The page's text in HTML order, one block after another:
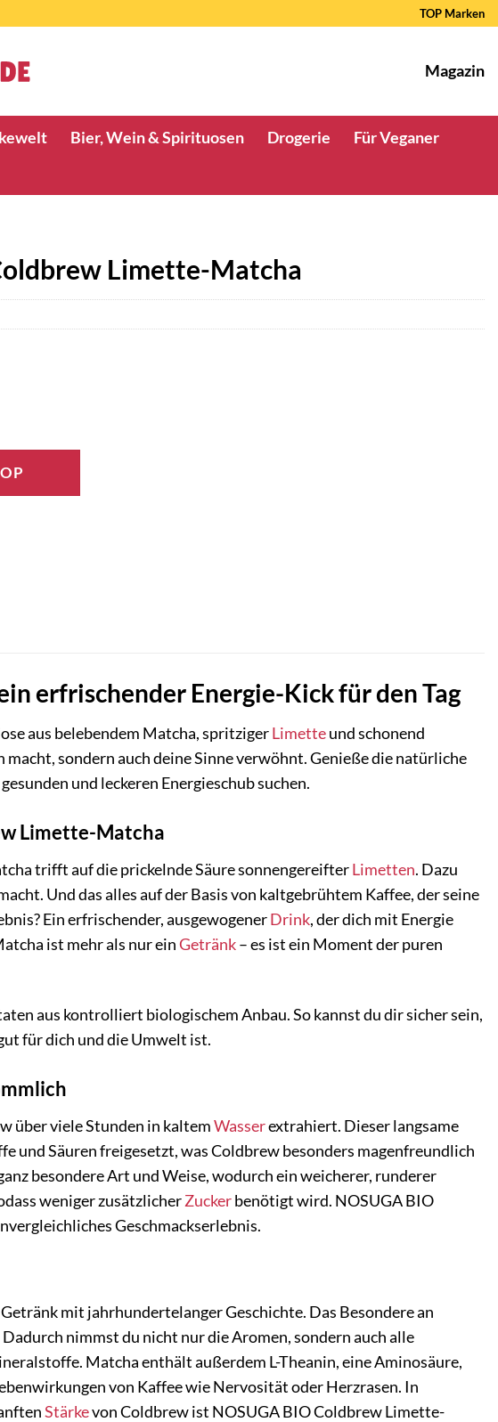
TOP Marken
Magazin
Bier, Wein & Spirituosen Drogerie Für Veganer
Limette-Matcha
erfrischender Energie-Kick für den Tag
aus belebendem Matcha, spritzigerLimetteund schonend
macht, sondern auch deine Sinne verwöhnt. Genieße die natürliche
und leckeren Energieschub suchen.
Limette-Matcha
trifft auf die prickelnde Säure sonnengereifterLimetten. Dazu
Und das alles auf der Basis von kaltgebrühtem Kaffee, der seine
Ein erfrischender, ausgewogenerDrink, der dich mit Energie
ist mehr als nur einGetränk– es ist ein Moment der puren
aus kontrolliert biologischem Anbau. So kannst du dir sicher sein,
für dich und die Umwelt ist.
über viele Stunden in kaltemWasserextrahiert. Dieser langsame
und Säuren freigesetzt, was Coldbrew besonders magenfreundlich
besondere Art und Weise, wodurch ein weicherer, runderer
weniger zusätzlicherZuckerbenötigt wird. NOSUGA BIO
Geschmackserlebnis.
mit jahrhundertelanger Geschichte. Das Besondere an
nimmst du nicht nur die Aromen, sondern auch alle
Matcha enthält außerdem L-Theanin, eine Aminosäure,
von Kaffee wie Nervosität oder Herzrasen. In
Stärkevon Coldbrew ist NOSUGA BIO Coldbrew Limette-